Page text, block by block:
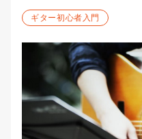
よくある質問
クラシックギタ
キッズギターコー
プロ志望コース
校舎一覧
新宿校
池袋本校
池袋校
お客様の声
お問い合わせ
会社概要
プライバシーポリシー
ギター初心者入門